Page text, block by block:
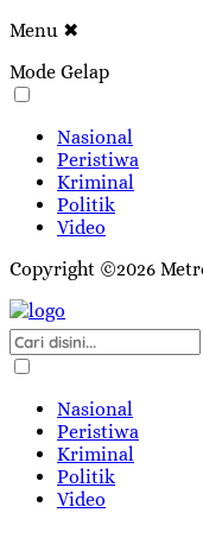
Menu ✖
Mode Gelap
Nasional
Peristiwa
Kriminal
Politik
Video
Copyright ©2026
Nasional
Peristiwa
Kriminal
Politik
Video